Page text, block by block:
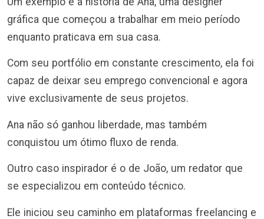
gráfica que começou a trabalhar em meio período
enquanto praticava em sua casa.
Com seu portfólio em constante crescimento, ela foi
capaz de deixar seu emprego convencional e agora
vive exclusivamente de seus projetos.
Ana não só ganhou liberdade, mas também
conquistou um ótimo fluxo de renda.
Outro caso inspirador é o de João, um redator que
se especializou em conteúdo técnico.
Ele iniciou seu caminho em plataformas freelancing e